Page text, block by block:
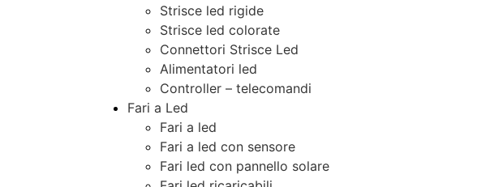
Strisce led rigide
Strisce led colorate
Connettori Strisce Led
Alimentatori led
Controller – telecomandi
Fari a Led
Fari a led
Fari a led con sensore
Fari led con pannello solare